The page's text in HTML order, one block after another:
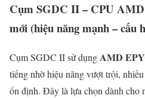
Cụm SGDC II – CPU
mới (hiệu năng mạnh – cấu
Cụm SGDC II sử dụngAMD
tiếng nhờ hiệu năng vượt trội,
ổn định. Đây là lựa chọn dành cho